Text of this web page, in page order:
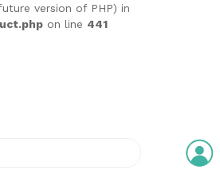
version of PHP) in
on line 441